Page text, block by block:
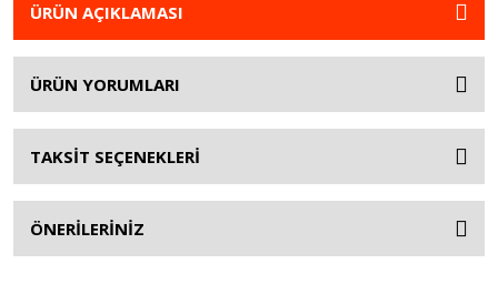
ÜRÜN AÇIKLAMASI
ÜRÜN YORUMLARI
TAKSİT SEÇENEKLERİ
ÖNERİLERİNİZ